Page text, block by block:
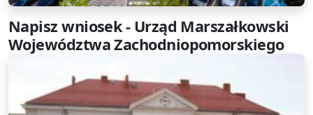
Napisz wniosek - Urząd Marszałkowski
Województwa Zachodniopomorskiego